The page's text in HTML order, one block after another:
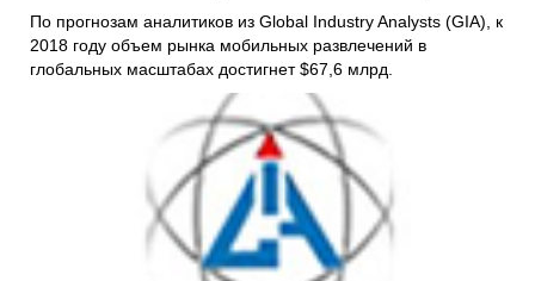
По прогнозам аналитиков из Global Industry Analysts (GIA), к
2018 году объем рынка мобильных развлечений в
глобальных масштабах достигнет $67,6 млрд.